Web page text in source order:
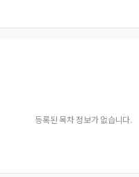
등록된 목차 정보가 없습니다.